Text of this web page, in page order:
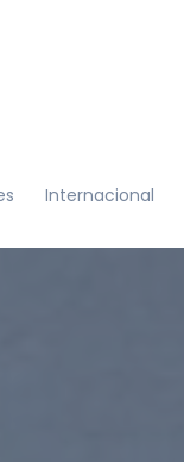
Internacional